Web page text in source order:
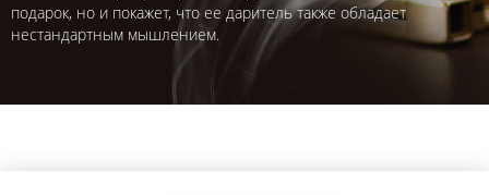
подарок, но и покажет, что ее даритель также обладает
нестандартным мышлением.